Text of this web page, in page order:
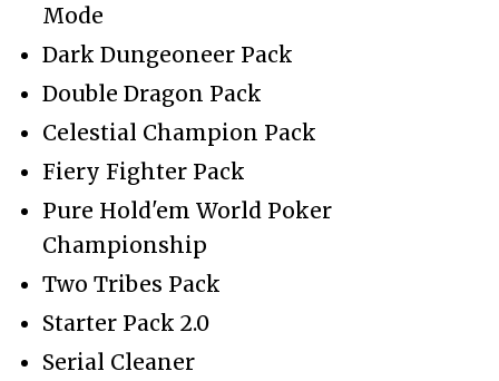
Mode
Dark Dungeoneer Pack
Double Dragon Pack
Celestial Champion Pack
Fiery Fighter Pack
Pure Hold'em World Poker
Championship
Two Tribes Pack
Starter Pack 2.0
Serial Cleaner